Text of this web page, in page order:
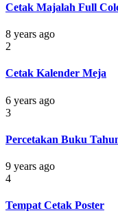
Cetak Majalah Full
8 years ago
2
Cetak Kalender Meja
6 years ago
3
Percetakan Buku
9 years ago
4
Tempat Cetak Poster